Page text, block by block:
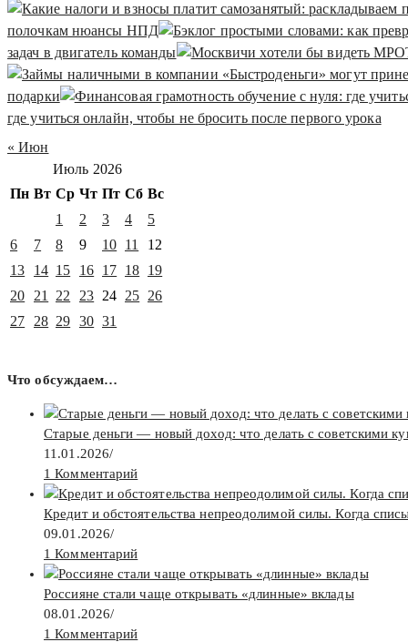
полочкам нюансы НПД
задач в двигатель команды
подарки
где учиться онлайн, чтобы не бросить после первого урока
« Июн
Июль 2026
Пн Вт Ср Чт Пт Сб Вс
1
2 3 4
5
6
7 8 9 10 11
12
13
14 15 16 17 18 19
20
21 22 23 24 25 26
27
28 29 30 31
Что обсуждаем…
Старые деньги — новый доход: что делать с советскими
11.01.2026/
1 Комментарий
Кредит и обстоятельства непреодолимой силы. Когда
09.01.2026/
1 Комментарий
Россияне стали чаще открывать «длинные» вклады
08.01.2026/
1 Комментарий